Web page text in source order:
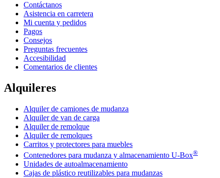
Contáctanos
Asistencia en carretera
Mi cuenta y pedidos
Pagos
Consejos
Preguntas frecuentes
Accesibilidad
Comentarios de clientes
Alquileres
Alquiler de camiones de mudanza
Alquiler de van de carga
Alquiler de remolque
Alquiler de remolques
Carritos y protectores para muebles
Contenedores para mudanza y almacenamiento U-Box®
Unidades de autoalmacenamiento
Cajas de plástico reutilizables para mudanzas